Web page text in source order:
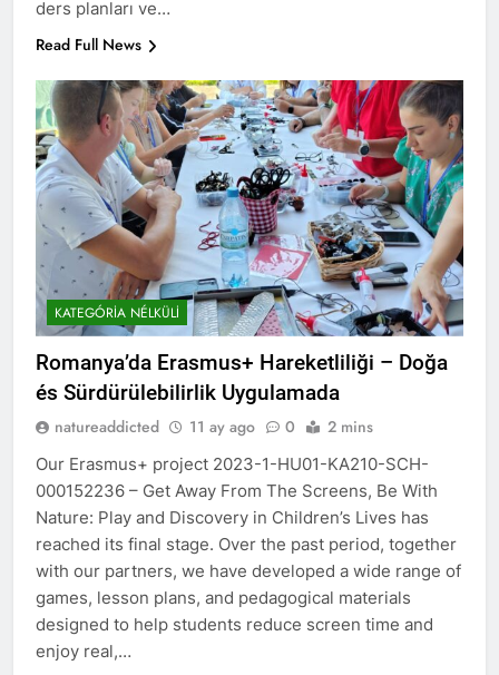
ders planları ve…
Read Full News
KATEGÓRIA NÉLKÜLI
Romanya’da Erasmus+ Hareketliliği – Doğa
és Sürdürülebilirlik Uygulamada
natureaddicted 11 ay ago 0 2 mins
Our Erasmus+ project 2023-1-HU01-KA210-SCH-
000152236 – Get Away From The Screens, Be With
Nature: Play and Discovery in Children’s Lives has
reached its final stage. Over the past period, together
with our partners, we have developed a wide range of
games, lesson plans, and pedagogical materials
designed to help students reduce screen time and
enjoy real,…